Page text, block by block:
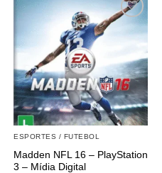
ESPORTES / FUTEBOL
Madden NFL 16 – PlayStation
3 – Mídia Digital